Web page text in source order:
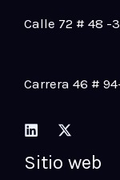
Calle 72 # 48 -
Carrera 46 #
Sitio web